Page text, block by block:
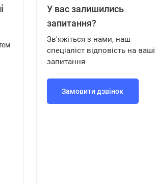
У вас залишились
запитання?
Зв'яжіться з нами, наш
спеціаліст відповість на ваші
запитання
Замовити дзвінок